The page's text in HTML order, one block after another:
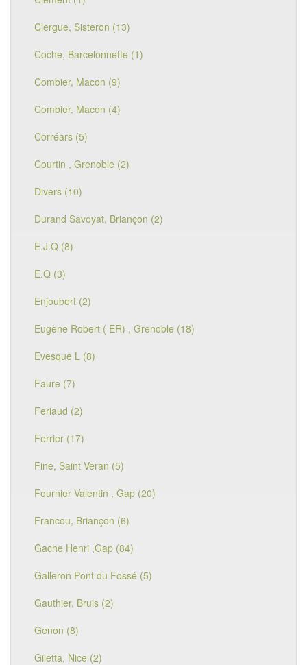
Clergue, Sisteron (13)
Coche, Barcelonnette (1)
Combier, Macon (9)
Combier, Macon (4)
Corréars (5)
Courtin , Grenoble (2)
Divers (10)
Durand Savoyat, Briançon (2)
E.J.Q (8)
E.Q (3)
Enjoubert (2)
Eugène Robert ( ER) , Grenoble (18)
Evesque L (8)
Faure (7)
Feriaud (2)
Ferrier (17)
Fine, Saint Veran (5)
Fournier Valentin , Gap (20)
Francou, Briançon (6)
Gache Henri ,Gap (84)
Galleron Pont du Fossé (5)
Gauthier, Bruis (2)
Genon (8)
Giletta, Nice (2)